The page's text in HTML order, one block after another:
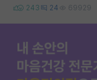
243 24 69929